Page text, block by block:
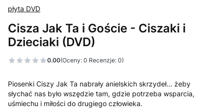
płyta DVD
Cisza Jak Ta i Goście - Ciszaki i
Dzieciaki (DVD)
0.00(Oceny: 0 Recenzje: 0)
Piosenki Ciszy Jak Ta nabrały anielskich skrzydeł... żeby
słychać nas było wszędzie tam, gdzie potrzeba wsparcia,
uśmiechu i miłości do drugiego człowieka.